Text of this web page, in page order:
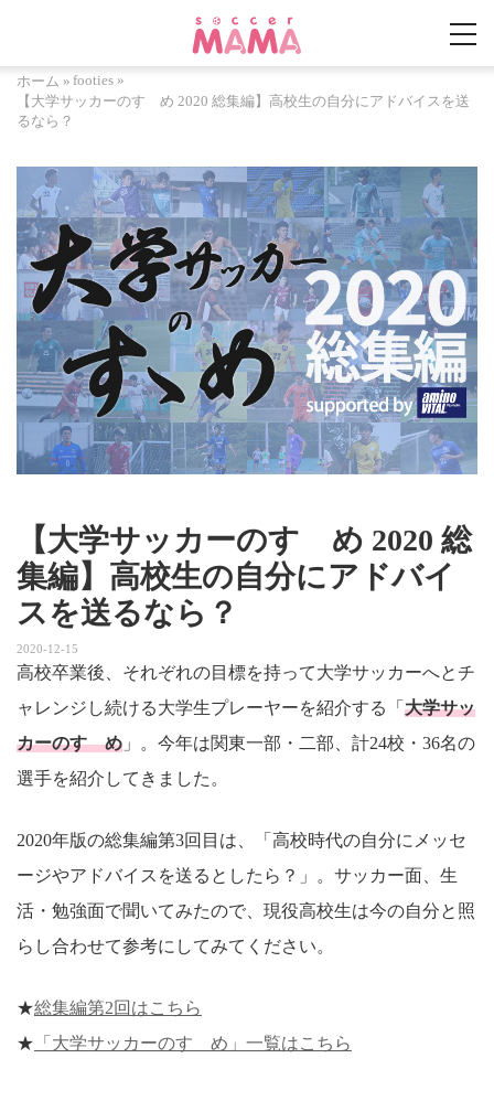
ホーム » footies »
【大学サッカーのすゝめ 2020 総集編】高校生の自分にアドバイスを送
るなら？
【大学サッカーのすゝめ 2020 総
集編】高校生の自分にアドバイ
スを送るなら？
2020-12-15
高校卒業後、それぞれの目標を持って大学サッカーへとチ
ャレンジし続ける大学生プレーヤーを紹介する「 大学サッ
カーのすゝめ 」。今年は関東一部・二部、計24校・36名の
選手を紹介してきました。
2020年版の総集編第3回目は、「高校時代の自分にメッセ
ージやアドバイスを送るとしたら？」。サッカー面、生
活・勉強面で聞いてみたので、現役高校生は今の自分と照
らし合わせて参考にしてみてください。
★総集編第2回はこちら
★ 「大学サッカーのすゝめ」一覧はこちら